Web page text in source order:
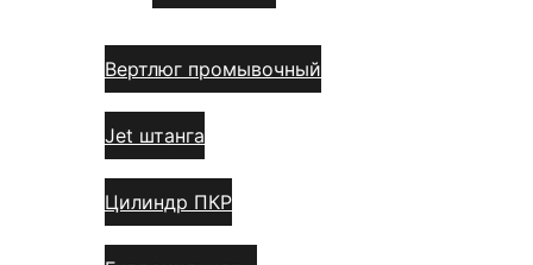
Вертлюг промывочный
Jet штанга
Цилиндр ПКР